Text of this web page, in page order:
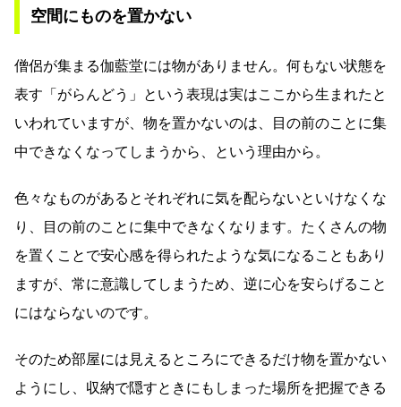
空間にものを置かない
僧侶が集まる伽藍堂には物がありません。何もない状態を
表す「がらんどう」という表現は実はここから生まれたと
いわれていますが、物を置かないのは、目の前のことに集
中できなくなってしまうから、という理由から。
色々なものがあるとそれぞれに気を配らないといけなくな
り、目の前のことに集中できなくなります。たくさんの物
を置くことで安心感を得られたような気になることもあり
ますが、常に意識してしまうため、逆に心を安らげること
にはならないのです。
そのため部屋には見えるところにできるだけ物を置かない
ようにし、収納で隠すときにもしまった場所を把握できる